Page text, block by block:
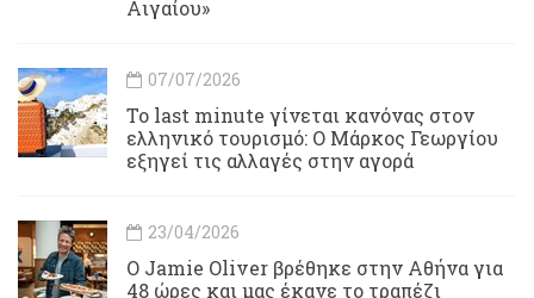
Αιγαίου»
07/07/2026
Το last minute γίνεται κανόνας στον
ελληνικό τουρισμό: Ο Μάρκος Γεωργίου
εξηγεί τις αλλαγές στην αγορά
23/04/2026
Ο Jamie Oliver βρέθηκε στην Αθήνα για
48 ώρες και μας έκανε το τραπέζι